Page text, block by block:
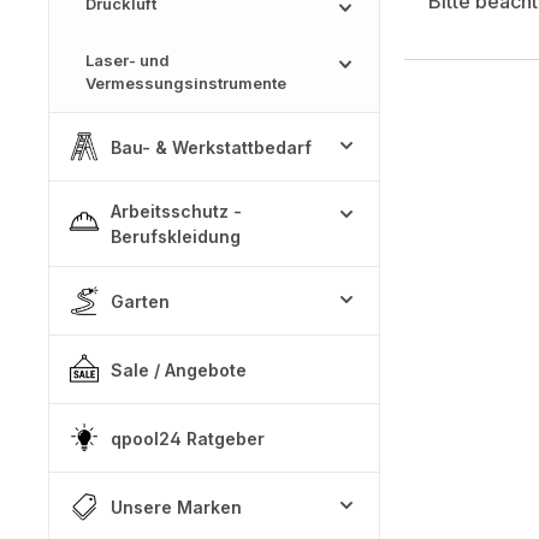
Laser- und
Vermessungsinstrumente
Bau- & Werkstattbedarf
Arbeitsschutz -
Berufskleidung
Garten
Sale / Angebote
qpool24 Ratgeber
Unsere Marken